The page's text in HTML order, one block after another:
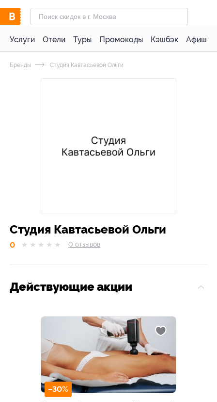
Услуги Отели Туры Промокоды Кэшбэк Афиша
Бренды Студия Кавтасьевой Ольги
Студия Кавтасьевой Ольги
0 ★ ★ ★ ★ ★ 0 отзывов
Действующие акции
–30%